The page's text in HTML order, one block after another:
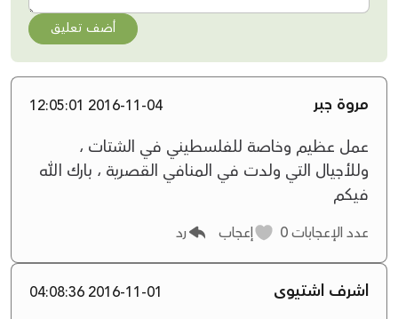
أضف تعليق
مروة جبر 2016-11-04 12:05:01
عمل عظيم وخاصة للفلسطيني في الشتات ،
وللأجيال التي ولدت في المنافي القصرية ، بارك الله
فيكم
عدد الإعجابات إعجاب رد
اشرف اشتيوى 2016-11-01 04:08:36